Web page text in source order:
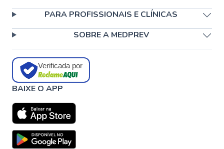
PARA PROFISSIONAIS E CLÍNICAS
SOBRE A MEDPREV
Verificada por
BAIXE O APP